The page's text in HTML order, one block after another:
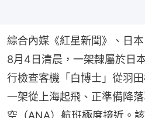
綜合內媒《紅星新聞》、日
8月4日清晨，一架隸屬於日
行檢查客機「白博士」從羽
一架從上海起飛、正準備降